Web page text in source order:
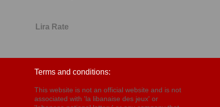
Lira Rate
Terms and conditions:
This website is not an official website and is not
associated with 'la libanaise des jeux' or